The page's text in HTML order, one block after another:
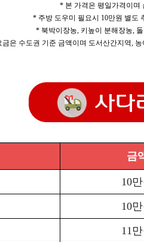
* 본 가격은 평일가격이며
* 주방 도우미 필요시 10만원 별도
* 북박이장농, 키높이 분해장농,
은 수도권 기준 금액이며 도서산간지역,
금
10
10
11